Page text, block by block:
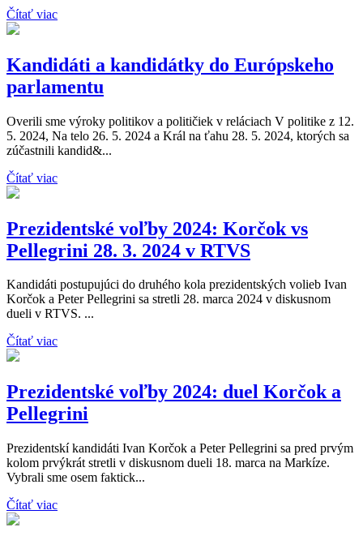
Čítať viac
Kandidáti a kandidátky do Európskeho
parlamentu
Overili sme výroky politikov a političiek v reláciach V politike z 12.
5. 2024, Na telo 26. 5. 2024 a Král na ťahu 28. 5. 2024, ktorých sa
zúčastnili kandid&...
Čítať viac
Prezidentské voľby 2024: Korčok vs
Pellegrini 28. 3. 2024 v RTVS
Kandidáti postupujúci do druhého kola prezidentských volieb Ivan
Korčok a Peter Pellegrini sa stretli 28. marca 2024 v diskusnom
dueli v RTVS. ...
Čítať viac
Prezidentské voľby 2024: duel Korčok a
Pellegrini
Prezidentskí kandidáti Ivan Korčok a Peter Pellegrini sa pred prvým
kolom prvýkrát stretli v diskusnom dueli 18. marca na Markíze.
Vybrali sme osem faktick...
Čítať viac